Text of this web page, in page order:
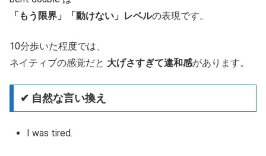
「もう限界」「動けない」レベルの表現です。
10分歩いた程度では、
ネイティブの感覚だと 大げさすぎて違和感があります。
✔ 自然な言い換え
I was tired.